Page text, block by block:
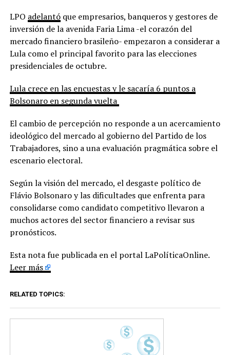
LPO adelantóque empresarios, banqueros y gestores de
inversión de la avenida Faria Lima -el corazón del
mercado financiero brasileño- empezaron a considerar a
Lula como el principal favorito para las elecciones
presidenciales de octubre.
Lula crece en las encuestas y le sacaría 6 puntos a
Bolsonaro en segunda vuelta
El cambio de percepción no responde a un acercamiento
ideológico del mercado al gobierno del Partido de los
Trabajadores, sino a una evaluación pragmática sobre el
escenario electoral.
Según la visión del mercado, el desgaste político de
Flávio Bolsonaro y las dificultades que enfrenta para
consolidarse como candidato competitivo llevaron a
muchos actores del sector financiero a revisar sus
pronósticos.
Esta nota fue publicada en el portal LaPolíticaOnline.
Leer más
RELATED TOPICS: